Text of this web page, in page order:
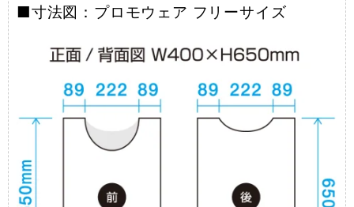
■寸法図：プロモウェア フリーサイズ